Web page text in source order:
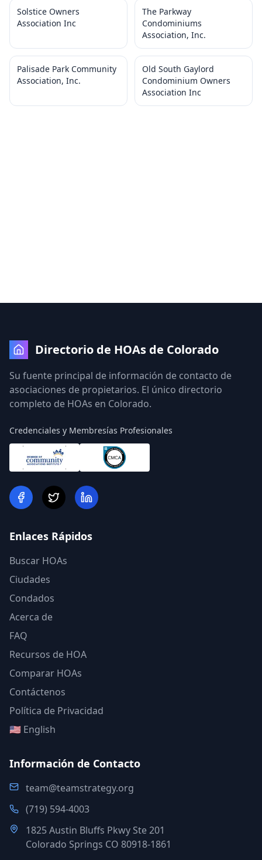
Solstice Owners
Association Inc
The Parkway
Condominiums
Association, Inc.
Palisade Park Community
Association, Inc.
Old South Gaylord
Condominium Owners
Association Inc
Directorio de HOAs de Colorado
Su fuente principal de información de contacto de
asociaciones de propietarios. El único directorio
completo de HOAs en Colorado.
Credenciales y Membresías Profesionales
Enlaces Rápidos
Buscar HOAs
Ciudades
Condados
Acerca de
FAQ
Recursos de HOA
Comparar HOAs
Contáctenos
Política de Privacidad
🇺🇸 English
Información de Contacto
team@teamstrategy.org
(719) 594-4003
1825 Austin Bluffs Pkwy Ste 201
Colorado Springs CO 80918-1861